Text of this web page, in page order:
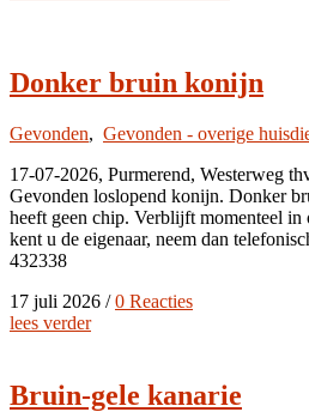
Donker bruin konijn
Gevonden, Gevonden - overige
17-07-2026, Purmerend, Westerweg
Gevonden loslopend konijn. Donker
heeft geen chip. Verblijft momenteel
kent u de eigenaar, neem dan
432338
17 juli 2026 / 0 Reacties
lees verder
Bruin-gele kanarie